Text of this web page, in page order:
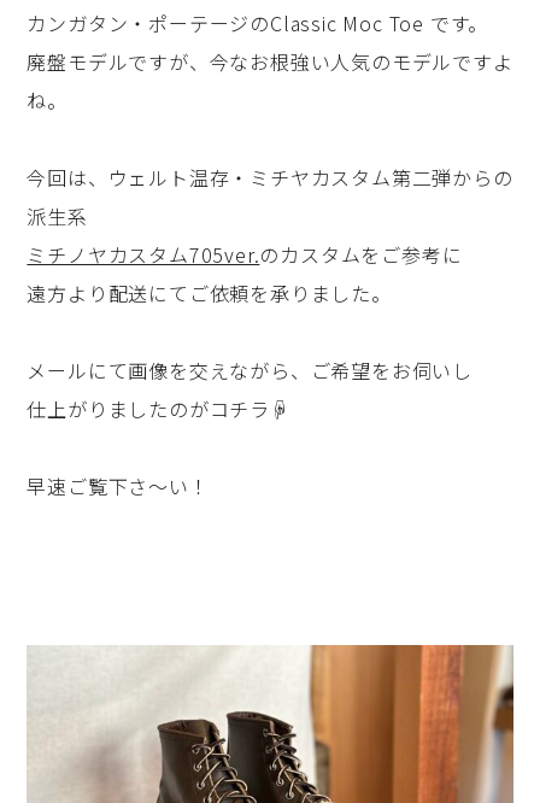
カンガタン・ポーテージのClassic Moc Toe です。
廃盤モデルですが、今なお根強い人気のモデルですよ
ね。
今回は、ウェルト温存・ミチヤカスタム第二弾からの
派生系
ミチノヤカスタム705ver.のカスタムをご参考に
遠方より配送にてご依頼を承りました。
メールにて画像を交えながら、ご希望をお伺いし
仕上がりましたのがコチラ☟
早速ご覧下さ～い！